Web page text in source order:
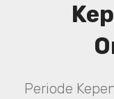
Periode